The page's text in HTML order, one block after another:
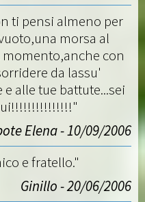
ti pensi almeno per
morsa al
con
da lassu'
alle tue battute...sei
Elena - 10/09/2006
e fratello."
Ginillo - 20/06/2006